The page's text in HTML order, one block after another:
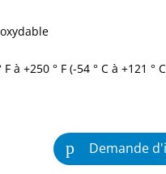
+250 ° F (-54 ° C à +121 °
Demande